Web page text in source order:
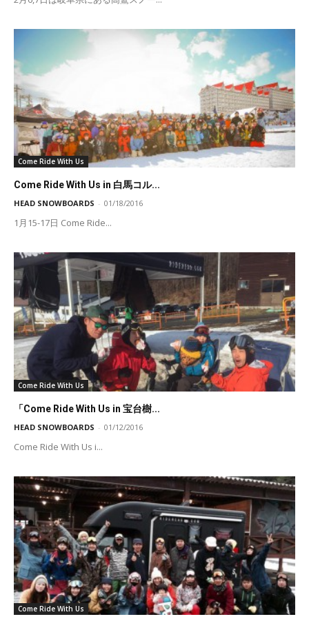
Come Ride With Us
Come Ride With Us in 白馬コル...
HEAD SNOWBOARDS - 01/18/2016
1月15-17日 Come Ride...
Come Ride With Us
「Come Ride With Us in 宝台樹...
HEAD SNOWBOARDS - 01/12/2016
Come Ride With Us i...
Come Ride With Us